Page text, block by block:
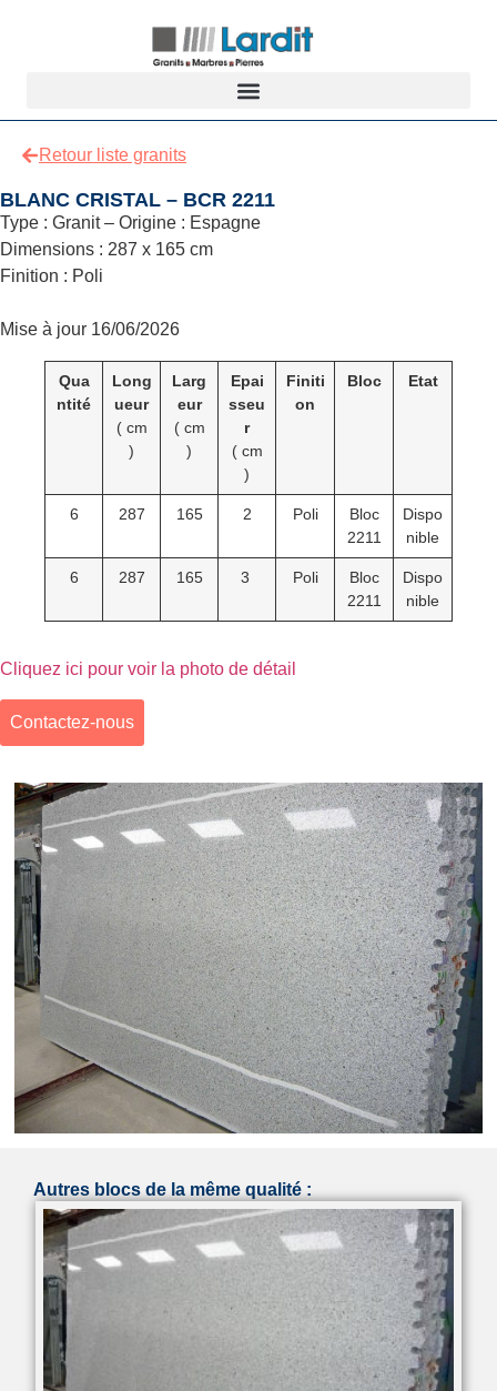
Retour liste granits
BLANC CRISTAL – BCR 2211
Type : Granit – Origine : Espagne
Dimensions : 287 x 165 cm
Finition : Poli
Mise à jour 16/06/2026
Qua
ntité
Long
ueur
( cm
)
Larg
eur
( cm
)
Epai
sseu
r
( cm
)
Finiti
on
Bloc Etat
6 287 165 2 Poli
Bloc
2211
Dispo
nible
6 287 165 3 Poli
Bloc
2211
Dispo
nible
Cliquez ici pour voir la photo de détail
Contactez-nous
Autres blocs de la même qualité :